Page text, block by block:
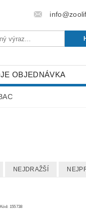
OBJEDNÁVKA
NEJDRAŽŠÍ
Kód: 155738